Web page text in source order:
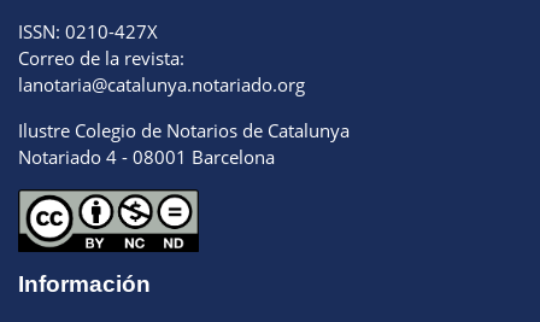
ISSN: 0210-427X
Correo de la revista:
lanotaria@catalunya.notariado.org
Ilustre Colegio de Notarios de Catalunya
Notariado 4 - 08001 Barcelona
Información